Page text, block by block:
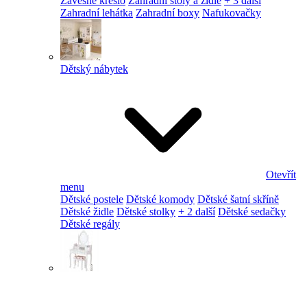
Zahradní lehátka Zahradní boxy Nafukovačky
Dětský nábytek
Otevřít
menu
Dětské postele Dětské komody Dětské šatní skříně
Dětské židle Dětské stolky + 2 další Dětské sedačky
Dětské regály